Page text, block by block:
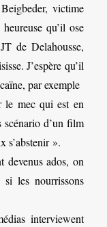
victime
qu’il ose
de Delahousse,
J’espère qu’il
par exemple
le mec qui est en
d’un film
s’abstenir ».
devenus ados, on
les nourrissons
interviewent